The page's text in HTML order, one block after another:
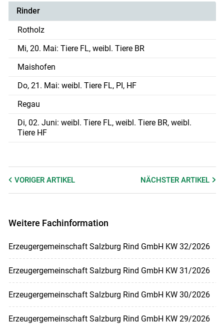
Rinder
Rotholz
Mi, 20. Mai: Tiere FL, weibl. Tiere BR
Maishofen
Do, 21. Mai: weibl. Tiere FL, PI, HF
Regau
Di, 02. Juni: weibl. Tiere FL, weibl. Tiere BR, weibl.
Tiere HF
VORIGER ARTIKEL NÄCHSTERARTIKEL
Weitere Fachinformation
Erzeugergemeinschaft Salzburg Rind GmbH KW 32/2026
Erzeugergemeinschaft Salzburg Rind GmbH KW 31/2026
Erzeugergemeinschaft Salzburg Rind GmbH KW 30/2026
Erzeugergemeinschaft Salzburg Rind GmbH KW 29/2026